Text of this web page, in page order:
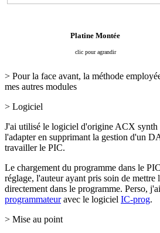
Platine Montée
clic pour agrandir
> Pour la face avant, la méthode
mes autres modules
> Logiciel
J'ai utilisé le logiciel d'origine ACX synth
l'adapter en supprimant la gestion d'un
travailler le PIC.
Le chargement du programme dans le
réglage, l'auteur ayant pris soin de mettre
directement dans le programme. Perso,
programmateuravec le logiciel IC-prog.
> Mise au point